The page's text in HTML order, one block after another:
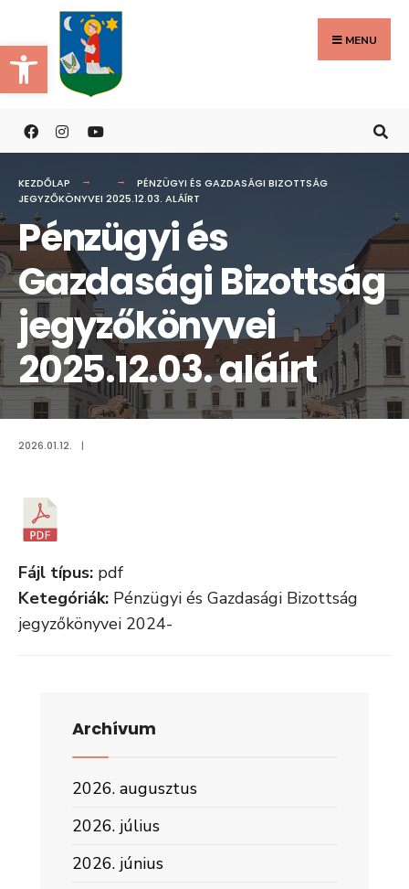
Eszköztár megnyitása
to
content
MENU
KEZDŐLAP
PÉNZÜGYI ÉS GAZDASÁGI BIZOTTSÁG
JEGYZŐKÖNYVEI 2025.12.03. ALÁÍRT
Pénzügyi és
Gazdasági Bizottság
jegyzőkönyvei
2025.12.03. aláírt
2026.01.12. |
Fájl típus: pdf
Ketegóriák: Pénzügyi és Gazdasági Bizottság
jegyzőkönyvei 2024-
Archívum
2026. augusztus
2026. július
2026. június
Search